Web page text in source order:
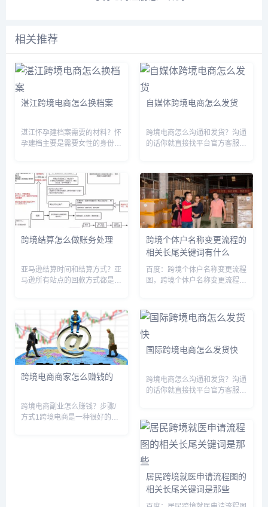
相关推荐
湛江跨境电商怎么换档案
湛江怀孕建档案需要的材料？怀
孕建档主要是需要女性的身份
般建党时间主要是在怀孕12周
的时候，这个时候会对胎儿的发
育情况以及孕妇的身体状况做个
自媒体跨境电商怎么发货
跨境电商怎么沟通和发货？沟通
的话你就直接找平台官方客服沟
些更安全的发货方式，比如托运
空运等，如果是其他的一些东
西。你可以选择最有性价比的一
种发货...
跨境结算怎么做账务处理
亚马逊结算时间和结算方式？亚
马逊所有站点的回款方式都是一
银行账户存入卖家的销售收入。
随后，结算流程每隔14天重复
一次，请注意以下几点：1.账户
余...
跨境个体户名称变更流程的
相关长尾关键词有什么
百度：跨境个体户名称变更流程
图，跨境个体户名称变更流程及
全，跨境个体户营业执照名字，
跨境电商个体工商户，取名个体
户跨境电商好吗，跨境个体电商
的营...
跨境电商商家怎么赚钱的
跨境电商副业怎么赚钱？步骤/
方式1跨境电商是一种很好的副
国际跨境电商怎么发货快
跨境电商怎么沟通和发货？沟通
的话你就直接找平台官方客服沟
些更安全的发货方式，比如托运
空运等，如果是其他的一些东
西。你可以选择最有性价比的一
居民跨境就医申请流程图的
相关长尾关键词是那些